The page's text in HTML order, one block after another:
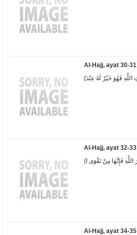
Al-Hajj, ayat 30-31
Al-Hajj, ayat 32-33
Al-Hajj, ayat 34-35